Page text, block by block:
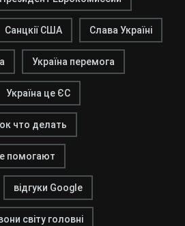
Санцкії США Слава Україні
Україна перемога
Україна це ЄС
что делать
помогают
відгуки Google
світу головні